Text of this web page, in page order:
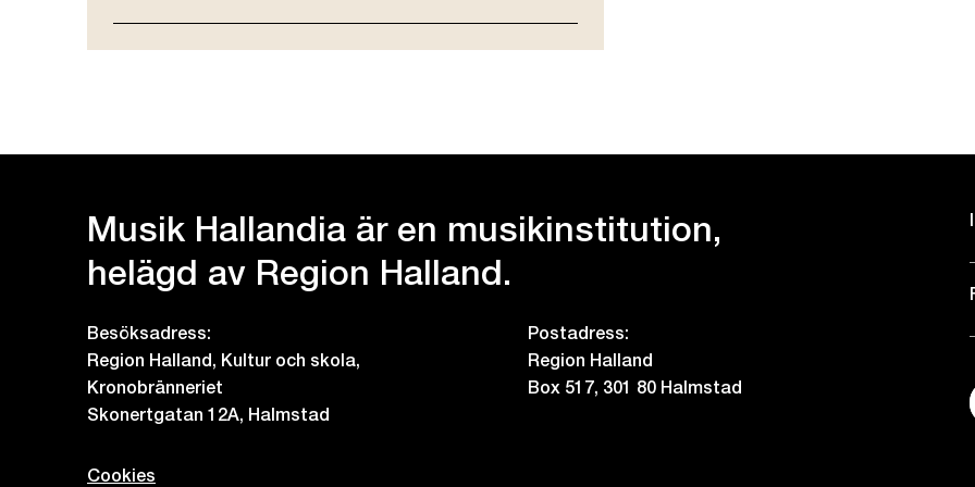
Musik Hallandia är en musikinstitution,
helägd av Region Halland.
Besöksadress:
Region Halland, Kultur och skola,
Kronobränneriet
Skonertgatan 12A, Halmstad
Postadress:
Region Halland
Box 517, 301 80 Halmstad
Cookies